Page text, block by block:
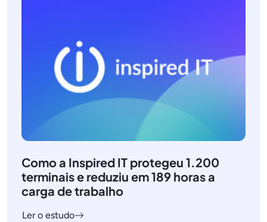
Como a Inspired IT protegeu 1.200
terminais e reduziu em 189 horas a
carga de trabalho
Ler o estudo